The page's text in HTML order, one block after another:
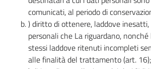
comunicati, al periodo di
) diritto di ottenere, laddove
personali che La riguardano,
stessi laddove ritenuti incompleti
alle finalità del trattamento (art. 16);